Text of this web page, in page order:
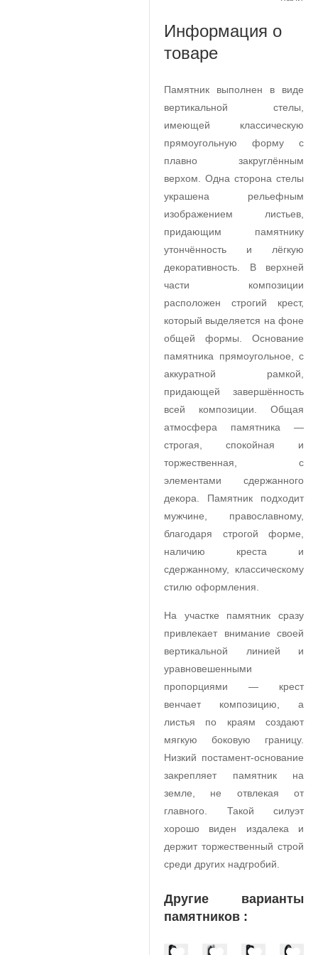
Информация о
товаре
Памятник выполнен в виде
вертикальной стелы,
имеющей классическую
прямоугольную форму с
плавно закруглённым
верхом. Одна сторона стелы
украшена рельефным
изображением листьев,
придающим памятнику
утончённость и лёгкую
декоративность. В верхней
части композиции
расположен строгий крест,
который выделяется на фоне
общей формы. Основание
памятника прямоугольное, с
аккуратной рамкой,
придающей завершённость
всей композиции. Общая
атмосфера памятника —
строгая, спокойная и
торжественная, с
элементами сдержанного
декора. Памятник подходит
мужчине, православному,
благодаря строгой форме,
наличию креста и
сдержанному, классическому
стилю оформления.
На участке памятник сразу
привлекает внимание своей
вертикальной линией и
уравновешенными
пропорциями — крест
венчает композицию, а
листья по краям создают
мягкую боковую границу.
Низкий постамент-основание
закрепляет памятник на
земле, не отвлекая от
главного. Такой силуэт
хорошо виден издалека и
держит торжественный строй
среди других надгробий.
Другие варианты
памятников :